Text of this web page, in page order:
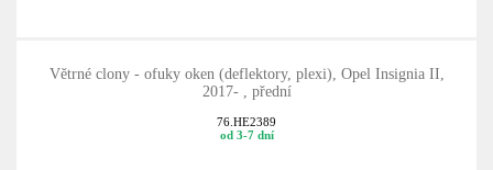
Větrné clony - ofuky oken (deflektory, plexi), Opel Insignia II,
2017- , přední
76.HE2389
od 3-7 dní